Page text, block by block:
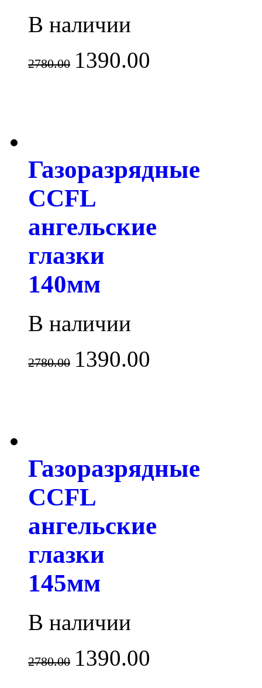
В наличии
2780.00 1390.00
Газоразрядные
CCFL
ангельские
глазки
140мм
В наличии
2780.00 1390.00
Газоразрядные
CCFL
ангельские
глазки
145мм
В наличии
2780.00 1390.00